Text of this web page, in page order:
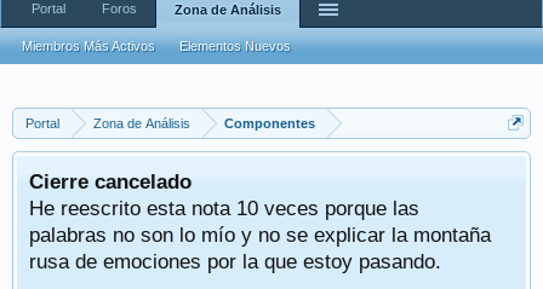
Portal Zona de Análisis Componentes
Cierre cancelado
He reescrito esta nota 10 veces porque las
palabras no son lo mío y no se explicar la montaña
rusa de emociones por la que estoy pasando.
Portal Foros Zona de Análisis
Miembros Más Activos Elementos Nuevos